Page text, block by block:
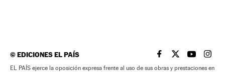
©EDICIONES EL PAÍS EL PAÍS BRASIL EN
EL PAÍSEL PAÍS
EL
EL PAÍS ejerce la oposición expresa frente al uso de sus obras y prestaciones en